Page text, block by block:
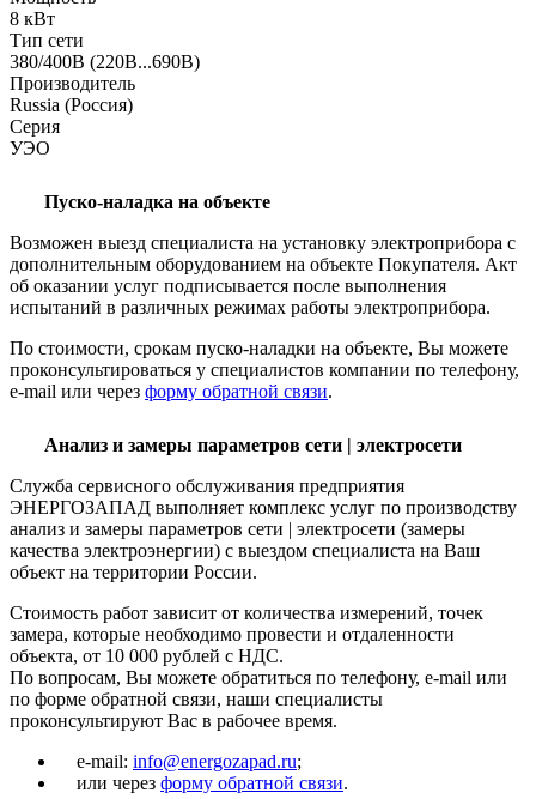
8 кВт
Тип сети
380/400В (220В...690В)
Производитель
Russia (Россия)
Серия
УЭО
Пуско-наладка на объекте
Возможен выезд специалиста на установку электроприбора с
дополнительным оборудованием на объекте Покупателя. Акт
об оказании услуг подписывается после выполнения
испытаний в различных режимах работы электроприбора.
По стоимости, срокам пуско-наладки на объекте, Вы можете
проконсультироваться у специалистов компании по телефону,
e-mail или через форму обратной связи.
Анализ и замеры параметров сети | электросети
Служба сервисного обслуживания предприятия
ЭНЕРГОЗАПАД выполняет комплекс услуг по производству
анализ и замеры параметров сети | электросети (замеры
качества электроэнергии) с выездом специалиста на Ваш
объект на территории России.
Стоимость работ зависит от количества измерений, точек
замера, которые необходимо провести и отдаленности
объекта, от 10 000 рублей с НДС.
По вопросам, Вы можете обратиться по телефону, e-mail или
по форме обратной связи, наши специалисты
проконсультируют Вас в рабочее время.
e-mail: info@energozapad.ru;
или через форму обратной связи.